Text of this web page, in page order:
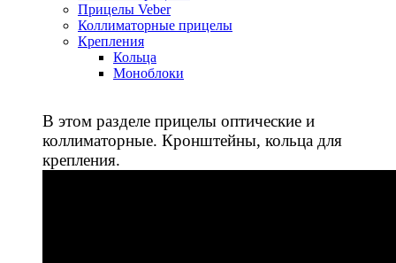
Прицелы Veber
Коллиматорные прицелы
Крепления
Кольца
Моноблоки
В этом разделе прицелы оптические и
коллиматорные. Кронштейны, кольца для
крепления.